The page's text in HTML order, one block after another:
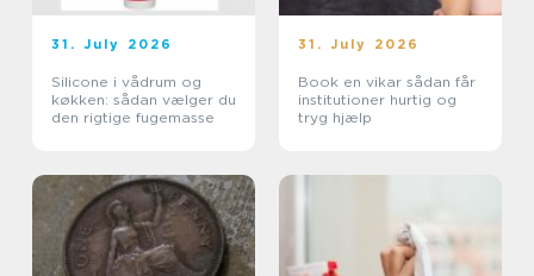
31. July 2026
Silicone i vådrum og
køkken: sådan vælger du
den rigtige fugemasse
31. July 2026
Book en vikar sådan får
institutioner hurtig og
tryg hjælp